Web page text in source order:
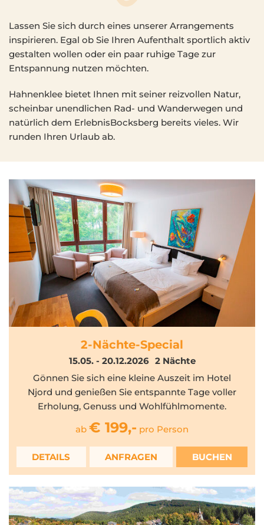
Lassen Sie sich durch eines unserer Arrangements
inspirieren. Egal ob Sie Ihren Aufenthalt sportlich aktiv
gestalten wollen oder ein paar ruhige Tage zur
Entspannung nutzen möchten.
Hahnenklee bietet Ihnen mit seiner reizvollen Natur,
scheinbar unendlichen Rad- und Wanderwegen und
natürlich dem ErlebnisBocksberg bereits vieles. Wir
runden Ihren Urlaub ab.
2-Nächte-Special
15.05. - 20.12.2026 2Nächte
Gönnen Sie sich eine kleine Auszeit im Hotel
Njord und genießen Sie entspannte Tage voller
Erholung, Genuss und Wohlfühlmomente.
ab € 199,- pro Person
DETAILS ANFRAGEN BUCHEN